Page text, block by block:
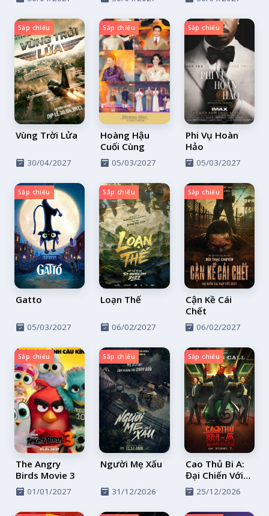
Sắp chiếu
Vùng Trời Lửa
30/04/2027
Sắp chiếu
Hoàng Hậu
Cuối Cùng
05/03/2027
Sắp chiếu
Phi Vụ Hoàn
Hảo
05/03/2027
Sắp chiếu
Gatto
05/03/2027
Sắp chiếu
Loạn Thế
06/02/2027
Sắp chiếu
Cận Kề Cái
Chết
06/02/2027
Sắp chiếu
The Angry
Birds Movie 3
01/01/2027
Sắp chiếu
Người Mẹ Xấu
31/12/2026
Sắp chiếu
Cao Thủ Bi A:
Đại Chiến Với
Quỷ Dữ
25/12/2026